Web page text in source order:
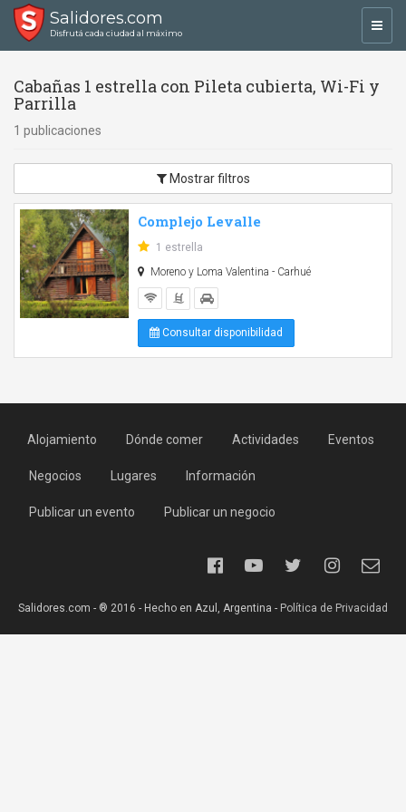
Salidores.com
Disfrutá cada ciudad al máximo
Cabañas 1 estrella con Pileta cubierta, Wi-Fi y
Parrilla
1 publicaciones
Mostrar filtros
Complejo Levalle
1 estrella
Moreno y Loma Valentina - Carhué
Consultar disponibilidad
Alojamiento Dónde comer Actividades Eventos
Negocios Lugares Información
Publicar un evento Publicar un negocio
Salidores.com - ® 2016 - Hecho en Azul, Argentina - Política de Privacidad